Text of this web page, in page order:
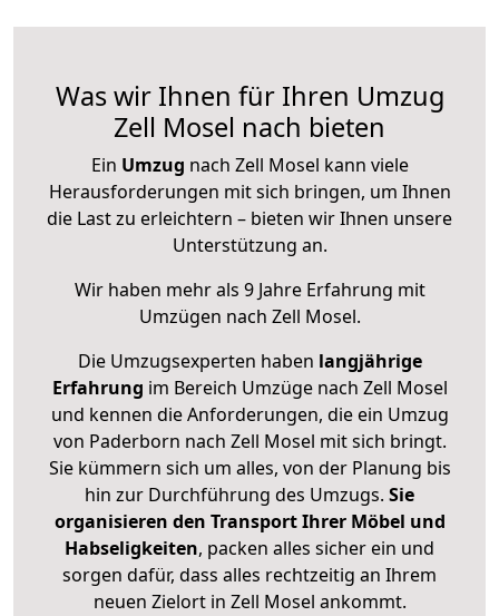
Was wir Ihnen für Ihren Umzug
Zell Mosel nach bieten
Ein Umzug nach Zell Mosel kann viele
Herausforderungen mit sich bringen, um Ihnen
die Last zu erleichtern – bieten wir Ihnen unsere
Unterstützung an.
Wir haben mehr als 9 Jahre Erfahrung mit
Umzügen nach Zell Mosel.
Die Umzugsexperten haben langjährige
Erfahrung im Bereich Umzüge nach Zell Mosel
und kennen die Anforderungen, die ein Umzug
von Paderborn nach Zell Mosel mit sich bringt.
Sie kümmern sich um alles, von der Planung bis
hin zur Durchführung des Umzugs. Sie
organisieren den Transport Ihrer Möbel und
Habseligkeiten, packen alles sicher ein und
sorgen dafür, dass alles rechtzeitig an Ihrem
neuen Zielort in Zell Mosel ankommt.